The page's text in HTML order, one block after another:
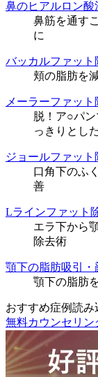
鼻のヒアルロン酸
鼻筋を通す
に
バッカルファット
頬の脂肪を
メーラーファット
脱！ア○パ
っきりとし
ジョールファット
口角下のふ
善
Lラインファット
エラ下から
除去術
顎下の脂肪吸引・
顎下の脂肪
おすすめ症例読み
無料カウンセリン